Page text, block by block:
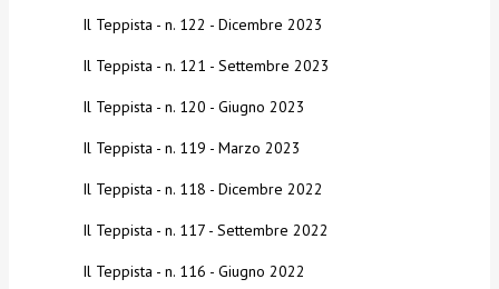
Il Teppista - n. 122 - Dicembre 2023
Il Teppista - n. 121 - Settembre 2023
Il Teppista - n. 120 - Giugno 2023
Il Teppista - n. 119 - Marzo 2023
Il Teppista - n. 118 - Dicembre 2022
Il Teppista - n. 117 - Settembre 2022
Il Teppista - n. 116 - Giugno 2022